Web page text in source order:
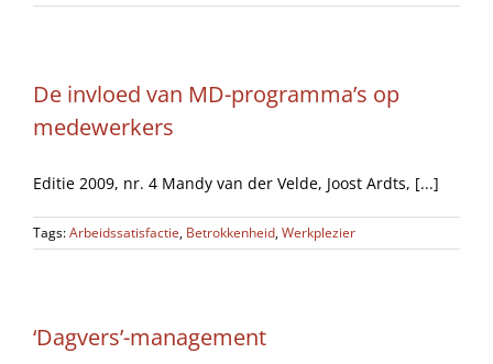
De invloed van MD-programma’s op
medewerkers
Editie 2009, nr. 4 Mandy van der Velde, Joost Ardts, [...]
Tags:Arbeidssatisfactie, Betrokkenheid,Werkplezier
‘Dagvers’-management